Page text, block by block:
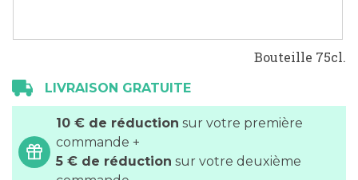
Bouteille 75cl.
LIVRAISON GRATUITE
10 € de réduction sur votre première
commande +
5 € de réduction sur votre deuxième